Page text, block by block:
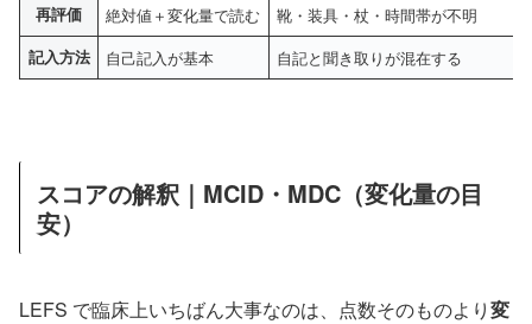
再評価 絶対値＋変化量で読む 靴・装具・杖・時間帯が不明
記入方法 自己記入が基本 自記と聞き取りが混在する
スコアの解釈｜MCID・MDC（変化量の目
安）
LEFS で臨床上いちばん大事なのは、点数そのものより変